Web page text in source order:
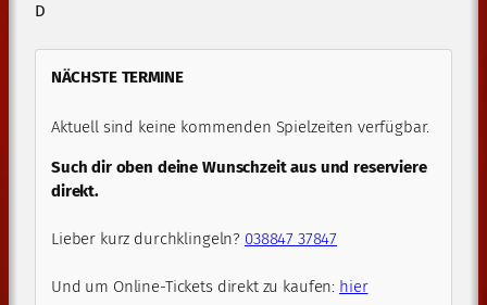
D
NÄCHSTE TERMINE
Aktuell sind keine kommenden Spielzeiten verfügbar.
Such dir oben deine Wunschzeit aus und reserviere
direkt.
Lieber kurz durchklingeln? 038847 37847
Und um Online-Tickets direkt zu kaufen: hier